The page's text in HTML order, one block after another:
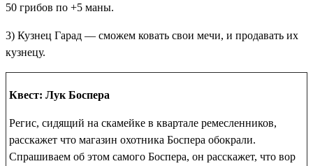
50 грибов по +5 маны.
3) Кузнец Гарад — сможем ковать свои мечи, и продавать их
кузнецу.
Квест: Лук Боспера
Регис, сидящий на скамейке в квартале ремесленников,
расскажет что магазин охотника Боспера обокрали.
Спрашиваем об этом самого Боспера, он расскажет, что вор